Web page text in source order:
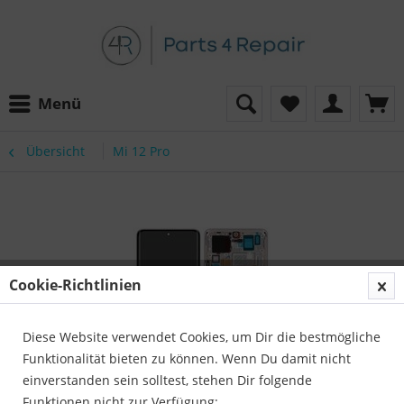
Menü
Übersicht Mi 12 Pro
Cookie-Richtlinien
Diese Website verwendet Cookies, um Dir die bestmögliche
Funktionalität bieten zu können. Wenn Du damit nicht
einverstanden sein solltest, stehen Dir folgende